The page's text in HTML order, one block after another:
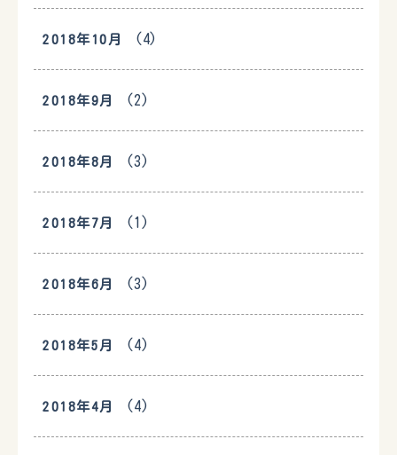
2018年10月 (4)
2018年9月 (2)
2018年8月 (3)
2018年7月 (1)
2018年6月 (3)
2018年5月 (4)
2018年4月 (4)